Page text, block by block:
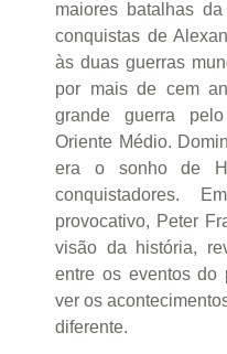
maiores batalhas
conquistas de
às duas guerras
por mais de cem
grande guerra
Oriente Médio.
era o sonho de
conquistadores.
provocativo, Peter
visão da história,
entre os eventos do
ver os
diferente.